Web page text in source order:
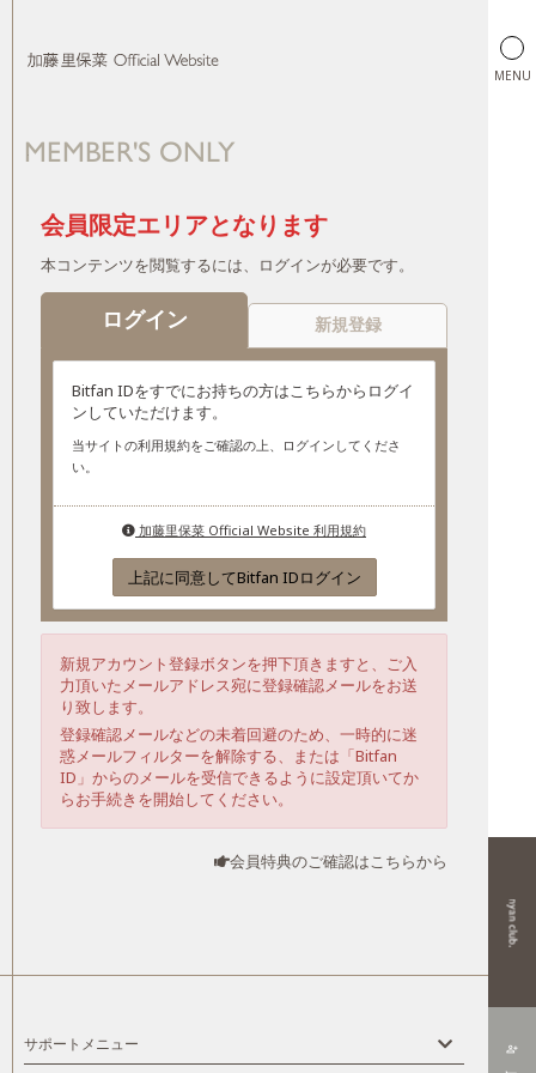
person_add_alt
MENU
MEMBER'S ONLY
会員限定エリアとなります
本コンテンツを閲覧するには、ログインが必要です。
ログイン 新規登録
Bitfan IDをすでにお持ちの方はこちらからログイ
ンしていただけます。
当サイトの利用規約をご確認の上、ログインしてくださ
い。
加藤里保菜 Official Website 利用規約
上記に同意してBitfan IDログイン
新規アカウント登録ボタンを押下頂きますと、ご入
力頂いたメールアドレス宛に登録確認メールをお送
り致します。
登録確認メールなどの未着回避のため、一時的に迷
惑メールフィルターを解除する、または「Bitfan
ID」からのメールを受信できるように設定頂いてか
らお手続きを開始してください。
会員特典のご確認はこちらから
サポートメニュー